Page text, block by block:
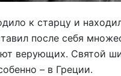
к старцу и
после себя
верующих. Святой
– в Греции.